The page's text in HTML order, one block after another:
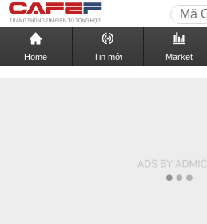
Home Tin mới Market